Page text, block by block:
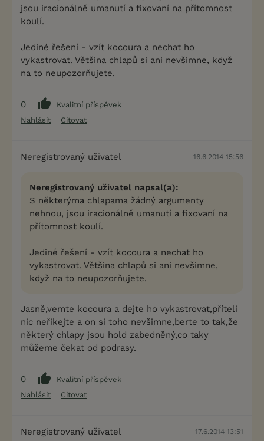
jsou iracionálně umanutí a fixovaní na přítomnost
koulí.
Jediné řešení - vzít kocoura a nechat ho
vykastrovat. Většina chlapů si ani nevšimne, když
na to neupozorňujete.
0
Kvalitní příspěvek
Nahlásit
Citovat
Neregistrovaný uživatel 16.6.2014 15:56
Neregistrovaný uživatel napsal(a):
S některýma chlapama žádný argumenty
nehnou, jsou iracionálně umanutí a fixovaní na
přítomnost koulí.
Jediné řešení - vzít kocoura a nechat ho
vykastrovat. Většina chlapů si ani nevšimne,
když na to neupozorňujete.
Jasně,vemte kocoura a dejte ho vykastrovat,příteli
nic neřikejte a on si toho nevšimne,berte to tak,že
některý chlapy jsou hold zabedněný,co taky
můžeme čekat od podrasy.
0
Kvalitní příspěvek
Nahlásit
Citovat
Neregistrovaný uživatel 17.6.2014 13:51